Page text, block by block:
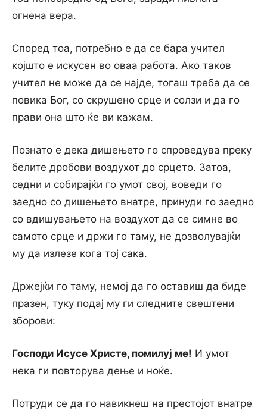
огнена вера.
Според тоа, потребно е да се бара учител
којшто е искусен во оваа работа. Ако таков
учител не може да се најде, тогаш треба да се
повика Бог, со скрушено срце и солзи и да го
прави она што ќе ви кажам.
Познато е дека дишењето го спроведува преку
белите дробови воздухот до срцето. Затоа,
седни и собирајќи го умот свој, воведи го
заедно со дишењето внатре, принуди го заедно
со вдишувањето на воздухот да се симне во
самото срце и држи го таму, не дозволувајќи
му да излезе кога тој сака.
Држејќи го таму, немој да го оставиш да биде
празен, туку подај му ги следните свештени
зборови:
Господи Исусе Христе, помилуј ме! И умот
нека ги повторува дење и ноќе.
Потруди се да го навикнеш на престојот внатре